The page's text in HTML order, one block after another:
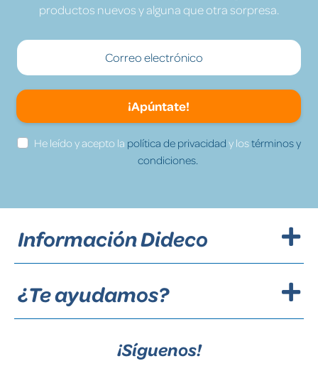
productos nuevos y alguna que otra sorpresa.
¡Apúntate!
He leído y acepto la política de privacidad y lostérminos y
condiciones.
Información Dideco
¿Te ayudamos?
¡Síguenos!